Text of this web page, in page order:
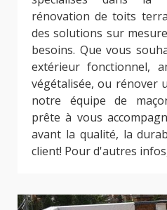
rénovation de toits
des solutions sur
besoins. Que vous
extérieur fonctionnel,
végétalisée, ou rénover
notre équipe de
prête à vous
avant la qualité, la
client! Pour d'autres